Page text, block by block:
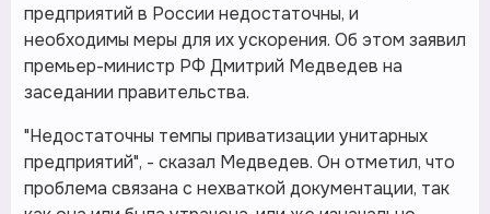
предприятий в России недостаточны, и
необходимы меры для их ускорения. Об этом заявил
премьер-министр РФ Дмитрий Медведев на
заседании правительства.
"Недостаточны темпы приватизации унитарных
предприятий", - сказал Медведев. Он отметил, что
проблема связана с нехваткой документации, так